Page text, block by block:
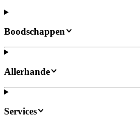
Boodschappen
Allerhande
Services